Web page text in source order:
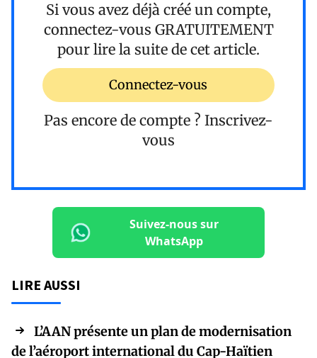
Si vous avez déjà créé un compte,
connectez-vous GRATUITEMENT
pour lire la suite de cet article.
Connectez-vous
Pas encore de compte ? Inscrivez-
vous
Suivez-nous sur
WhatsApp
LIRE AUSSI
L’AAN présente un plan de modernisation
de l’aéroport international du Cap-Haïtien